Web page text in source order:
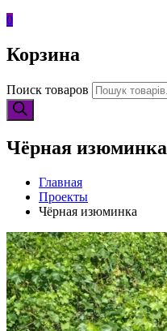
0
Корзина
Поиск товаров
Чёрная изюминка
Главная
Проекты
Чёрная изюминка